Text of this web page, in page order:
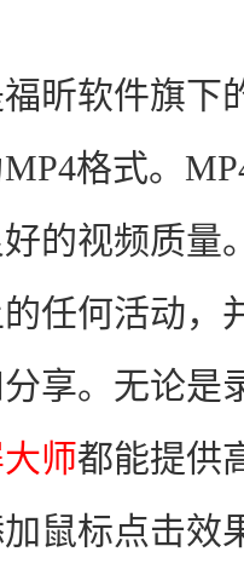
昕软件旗下
格式。
的视频质量
任何活动，
享。无论是
师都能提供
鼠标点击效